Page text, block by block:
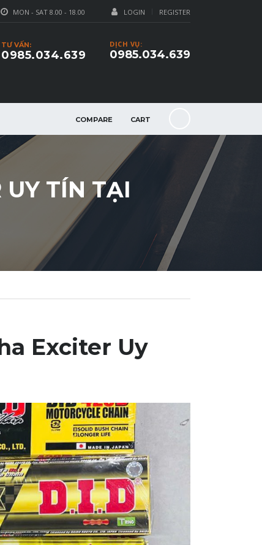
LOGIN REGISTER
MON - SAT 8.00 - 18.00
DỊCH VỤ:
0985.034.639
TƯ VẤN:
0985.034.639
COMPARE CART
UY TÍN TẠI
Exciter Uy